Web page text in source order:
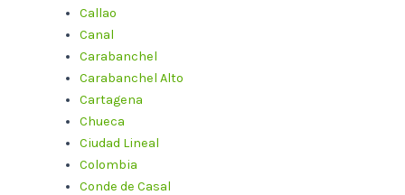
Callao
Canal
Carabanchel
Carabanchel Alto
Cartagena
Chueca
Ciudad Lineal
Colombia
Conde de Casal